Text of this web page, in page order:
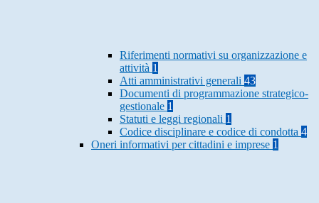
Riferimenti normativi su organizzazione e
attività 1
Atti amministrativi generali 43
Documenti di programmazione strategico-
gestionale 1
Statuti e leggi regionali 1
Codice disciplinare e codice di condotta 4
Oneri informativi per cittadini e imprese 1